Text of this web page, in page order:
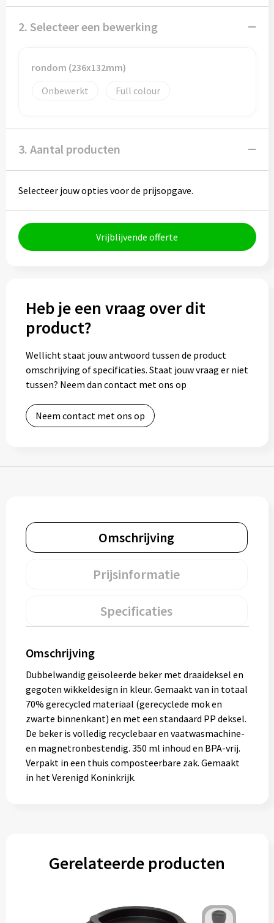
Eten & drinken
Drinkbekers
Thermosflessen
Thermosbekers
Lunchboxen
Snoep
Muntjes
Opvouwbare paraplu's
Vrije tijd
Gereedschap
Persoonlijke verzorging
Zonnebrillen
EHBO
Verpakkingen
2. Selecteer een bewerking
rondom (236x132mm)
Onbewerkt
Full colour
3. Aantal producten
Selecteer jouw opties voor de prijsopgave.
Vrijblijvende offerte
Heb je een vraag over dit
product?
Wellicht staat jouw antwoord tussen de product
omschrijving of specificaties. Staat jouw vraag er niet
tussen? Neem dan contact met ons op
Neem contact met ons op
Omschrijving
Prijsinformatie
Specificaties
Omschrijving
Dubbelwandig geïsoleerde beker met draaideksel en
gegoten wikkeldesign in kleur. Gemaakt van in totaal
70% gerecycled materiaal (gerecyclede mok en
zwarte binnenkant) en met een standaard PP deksel.
De beker is volledig recyclebaar en vaatwasmachine-
en magnetronbestendig. 350 ml inhoud en BPA-vrij.
Verpakt in een thuis composteerbare zak. Gemaakt
in het Verenigd Koninkrijk.
Gerelateerde producten